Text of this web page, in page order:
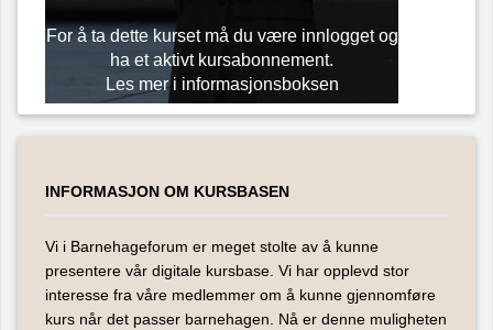
For å ta dette kurset må du være innlogget og
ha et aktivt kursabonnement.
Les mer i informasjonsboksen
INFORMASJON OM KURSBASEN
Vi i Barnehageforum er meget stolte av å kunne
presentere vår digitale kursbase. Vi har opplevd stor
interesse fra våre medlemmer om å kunne gjennomføre
kurs når det passer barnehagen. Nå er denne muligheten